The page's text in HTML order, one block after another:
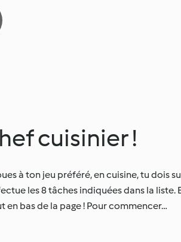
cuisinier !
à ton jeu préféré, en cuisine, tu
les 8 tâches indiquées dans la
bas de la page ! Pour commencer…